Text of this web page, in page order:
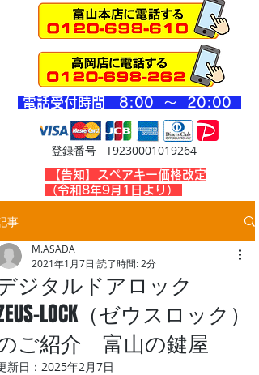
登録番号 T9230001019264
​電話受付時間 8:00 ～ 20:00
​【告知】スペアキー価格改定
（令和8年9月1日より）
事
ジタルドアロック
LOCK（ゼウスロック）
ご紹介 富山の鍵屋
M.ASADA
2021年1月7日 読了時間: 2分
新日： 2025年2月7日